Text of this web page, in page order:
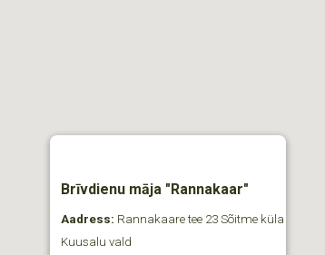
Brīvdienu māja "Rannakaar"
Aadress: Rannakaare tee 23 Sõitme küla
Kuusalu vald